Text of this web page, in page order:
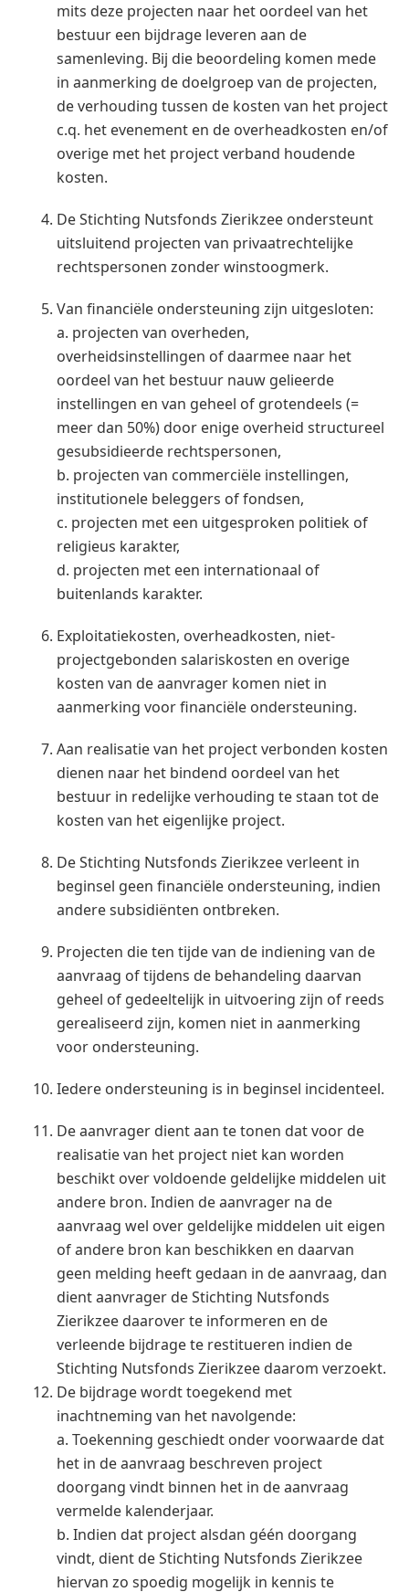
mits deze projecten naar het oordeel van het
bestuur een bijdrage leveren aan de
samenleving. Bij die beoordeling komen mede
in aanmerking de doelgroep van de projecten,
de verhouding tussen de kosten van het project
c.q. het evenement en de overheadkosten en/of
overige met het project verband houdende
kosten.
De Stichting Nutsfonds Zierikzee ondersteunt
uitsluitend projecten van privaatrechtelijke
rechtspersonen zonder winstoogmerk.
Van financiële ondersteuning zijn uitgesloten:
a. projecten van overheden,
overheidsinstellingen of daarmee naar het
oordeel van het bestuur nauw gelieerde
instellingen en van geheel of grotendeels (=
meer dan 50%) door enige overheid structureel
gesubsidieerde rechtspersonen,
b. projecten van commerciële instellingen,
institutionele beleggers of fondsen,
c. projecten met een uitgesproken politiek of
religieus karakter,
d. projecten met een internationaal of
buitenlands karakter.
Exploitatiekosten, overheadkosten, niet-
projectgebonden salariskosten en overige
kosten van de aanvrager komen niet in
aanmerking voor financiële ondersteuning.
Aan realisatie van het project verbonden kosten
dienen naar het bindend oordeel van het
bestuur in redelijke verhouding te staan tot de
kosten van het eigenlijke project.
De Stichting Nutsfonds Zierikzee verleent in
beginsel geen financiële ondersteuning, indien
andere subsidiënten ontbreken.
Projecten die ten tijde van de indiening van de
aanvraag of tijdens de behandeling daarvan
geheel of gedeeltelijk in uitvoering zijn of reeds
gerealiseerd zijn, komen niet in aanmerking
voor ondersteuning.
Iedere ondersteuning is in beginsel incidenteel.
De aanvrager dient aan te tonen dat voor de
realisatie van het project niet kan worden
beschikt over voldoende geldelijke middelen uit
andere bron. Indien de aanvrager na de
aanvraag wel over geldelijke middelen uit eigen
of andere bron kan beschikken en daarvan
geen melding heeft gedaan in de aanvraag, dan
dient aanvrager de Stichting Nutsfonds
Zierikzee daarover te informeren en de
verleende bijdrage te restitueren indien de
Stichting Nutsfonds Zierikzee daarom verzoekt.
De bijdrage wordt toegekend met
inachtneming van het navolgende:
a. Toekenning geschiedt onder voorwaarde dat
het in de aanvraag beschreven project
doorgang vindt binnen het in de aanvraag
vermelde kalenderjaar.
b. Indien dat project alsdan géén doorgang
vindt, dient de Stichting Nutsfonds Zierikzee
hiervan zo spoedig mogelijk in kennis te